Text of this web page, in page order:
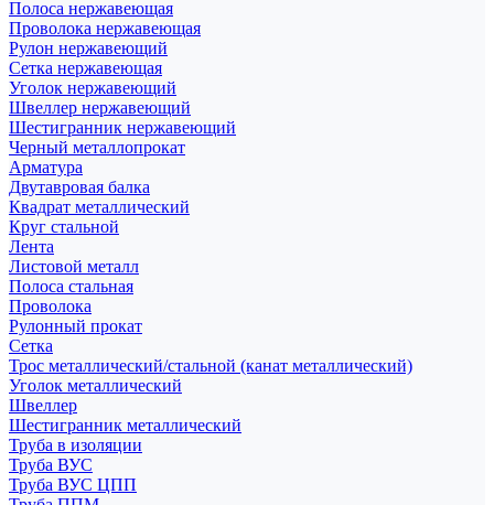
Полоса нержавеющая
Проволока нержавеющая
Рулон нержавеющий
Сетка нержавеющая
Уголок нержавеющий
Швеллер нержавеющий
Шестигранник нержавеющий
Черный металлопрокат
Арматура
Двутавровая балка
Квадрат металлический
Круг стальной
Лента
Листовой металл
Полоса стальная
Проволока
Рулонный прокат
Сетка
Трос металлический/стальной (канат металлический)
Уголок металлический
Швеллер
Шестигранник металлический
Труба в изоляции
Труба ВУС
Труба ВУС ЦПП